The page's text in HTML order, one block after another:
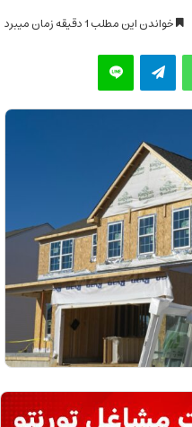
خواندن این مطلب 1 دقیقه زمان میبرد
واتس آپ تلگرام لاین